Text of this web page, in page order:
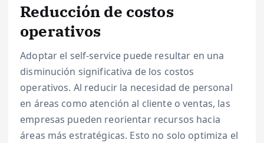
Reducción de costos
operativos
Adoptar el self-service puede resultar en una
disminución significativa de los costos
operativos. Al reducir la necesidad de personal
en áreas como atención al cliente o ventas, las
empresas pueden reorientar recursos hacia
áreas más estratégicas. Esto no solo optimiza el